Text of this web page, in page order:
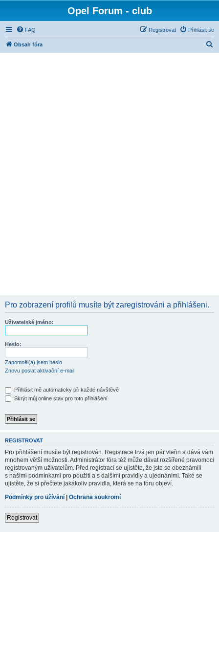
Opel Forum - club
FAQ Přihlásit se
Registrovat
Obsah fóra
Pro zobrazení profilů musíte být zaregistrováni a přihlášeni.
Uživatelské jméno:
Heslo:
Zapomněl(a) jsem heslo
Znovu poslat aktivační e-mail
Přihlásit mě automaticky při každé návštěvě
Skrýt můj online stav pro toto přihlášení
REGISTROVAT
Pro přihlášení musíte být registrován. Registrace trvá jen pár vteřin a dává vám
mnohem větší možnosti. Administrátor fóra též může dávat rozšířené pravomoci
registrovaným uživatelům. Před registrací se ujistěte, že jste se obeznámili
s našimi podmínkami pro použití a s dalšími pravidly a ujednáními. Také se
ujistěte, že si přečtete jakákoliv pravidla, která se na fóru objeví.
Podmínky pro užívání | Ochrana soukromí
Registrovat